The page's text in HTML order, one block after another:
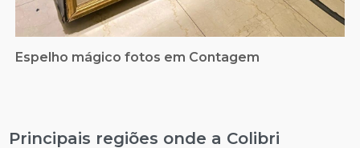
Espelho mágico fotos em Contagem
Principais regiões onde a Colibri